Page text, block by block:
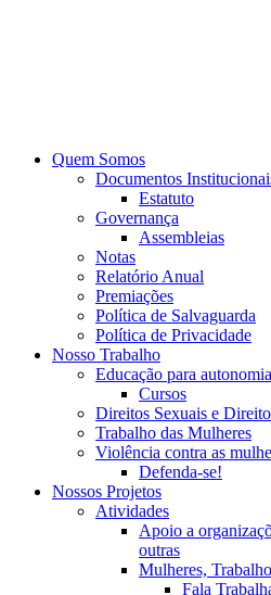
Quem Somos
Documentos
Estatuto
Governança
Assembleias
Notas
Relatório Anual
Premiações
Política de Salvaguarda
Política de Privacidade
Nosso Trabalho
Educação para autonomia
Cursos
Direitos Sexuais e
Trabalho das Mulheres
Violência contra as
Defenda-se!
Nossos Projetos
Atividades
Apoio a
outras
Mulheres,
Fala